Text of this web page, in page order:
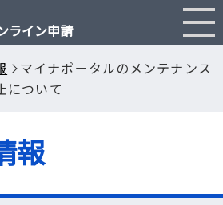
ライン申請
者割引とは
Q & A
マイナポータルのメンテナンス
について
報